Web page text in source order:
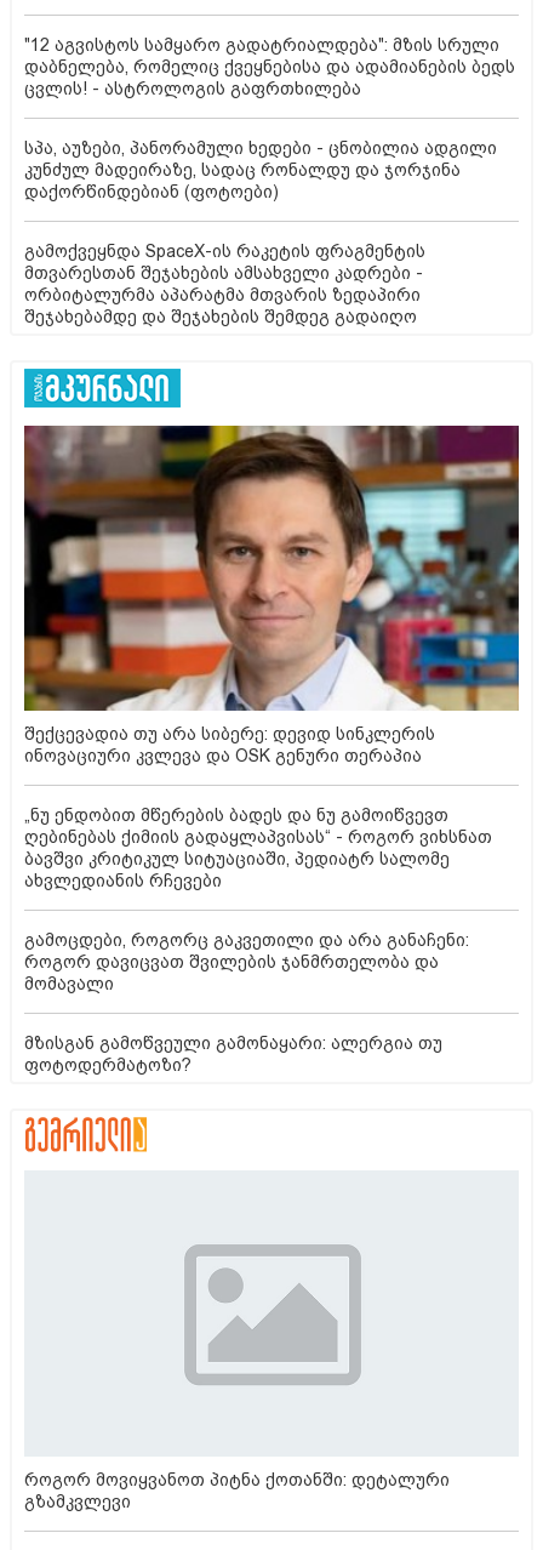
"12 აგვისტოს სამყარო გადატრიალდება": მზის სრული
დაბნელება, რომელიც ქვეყნებისა და ადამიანების ბედს
ცვლის! - ასტროლოგის გაფრთხილება
სპა, აუზები, პანორამული ხედები - ცნობილია ადგილი
კუნძულ მადეირაზე, სადაც რონალდუ და ჯორჯინა
დაქორწინდებიან (ფოტოები)
გამოქვეყნდა SpaceX-ის რაკეტის ფრაგმენტის
მთვარესთან შეჯახების ამსახველი კადრები -
ორბიტალურმა აპარატმა მთვარის ზედაპირი
შეჯახებამდე და შეჯახების შემდეგ გადაიღო
შექცევადია თუ არა სიბერე: დევიდ სინკლერის
ინოვაციური კვლევა და OSK გენური თერაპია
„ნუ ენდობით მწერების ბადეს და ნუ გამოიწვევთ
ღებინებას ქიმიის გადაყლაპვისას“ - როგორ ვიხსნათ
ბავშვი კრიტიკულ სიტუაციაში, პედიატრ სალომე
ახვლედიანის რჩევები
გამოცდები, როგორც გაკვეთილი და არა განაჩენი:
როგორ დავიცვათ შვილების ჯანმრთელობა და
მომავალი
მზისგან გამოწვეული გამონაყარი: ალერგია თუ
ფოტოდერმატოზი?
როგორ მოვიყვანოთ პიტნა ქოთანში: დეტალური
გზამკვლევი